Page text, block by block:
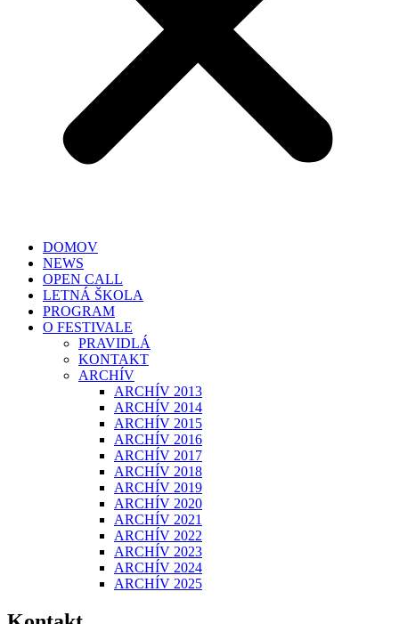
DOMOV
NEWS
OPEN CALL
LETNÁ ŠKOLA
PROGRAM
O FESTIVALE
PRAVIDLÁ
KONTAKT
ARCHÍV
ARCHÍV 2013
ARCHÍV 2014
ARCHÍV 2015
ARCHÍV 2016
ARCHÍV 2017
ARCHÍV 2018
ARCHÍV 2019
ARCHÍV 2020
ARCHÍV 2021
ARCHÍV 2022
ARCHÍV 2023
ARCHÍV 2024
ARCHÍV 2025